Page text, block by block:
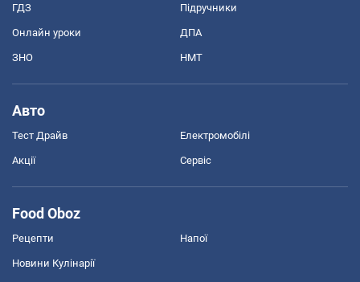
ГДЗ Підручники
Онлайн уроки ДПА
ЗНО НМТ
Авто
Тест Драйв Електромобілі
Акції Сервіс
Food Oboz
Рецепти Напої
Новини Кулінарії